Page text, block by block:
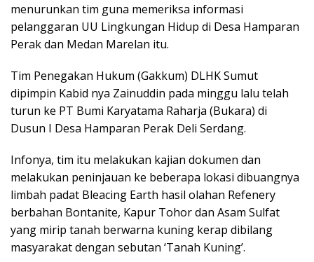
menurunkan tim guna memeriksa informasi
pelanggaran UU Lingkungan Hidup di Desa Hamparan
Perak dan Medan Marelan itu.
Tim Penegakan Hukum (Gakkum) DLHK Sumut
dipimpin Kabid nya Zainuddin pada minggu lalu telah
turun ke PT Bumi Karyatama Raharja (Bukara) di
Dusun I Desa Hamparan Perak Deli Serdang.
Infonya, tim itu melakukan kajian dokumen dan
melakukan peninjauan ke beberapa lokasi dibuangnya
limbah padat Bleacing Earth hasil olahan Refenery
berbahan Bontanite, Kapur Tohor dan Asam Sulfat
yang mirip tanah berwarna kuning kerap dibilang
masyarakat dengan sebutan ‘Tanah Kuning’.